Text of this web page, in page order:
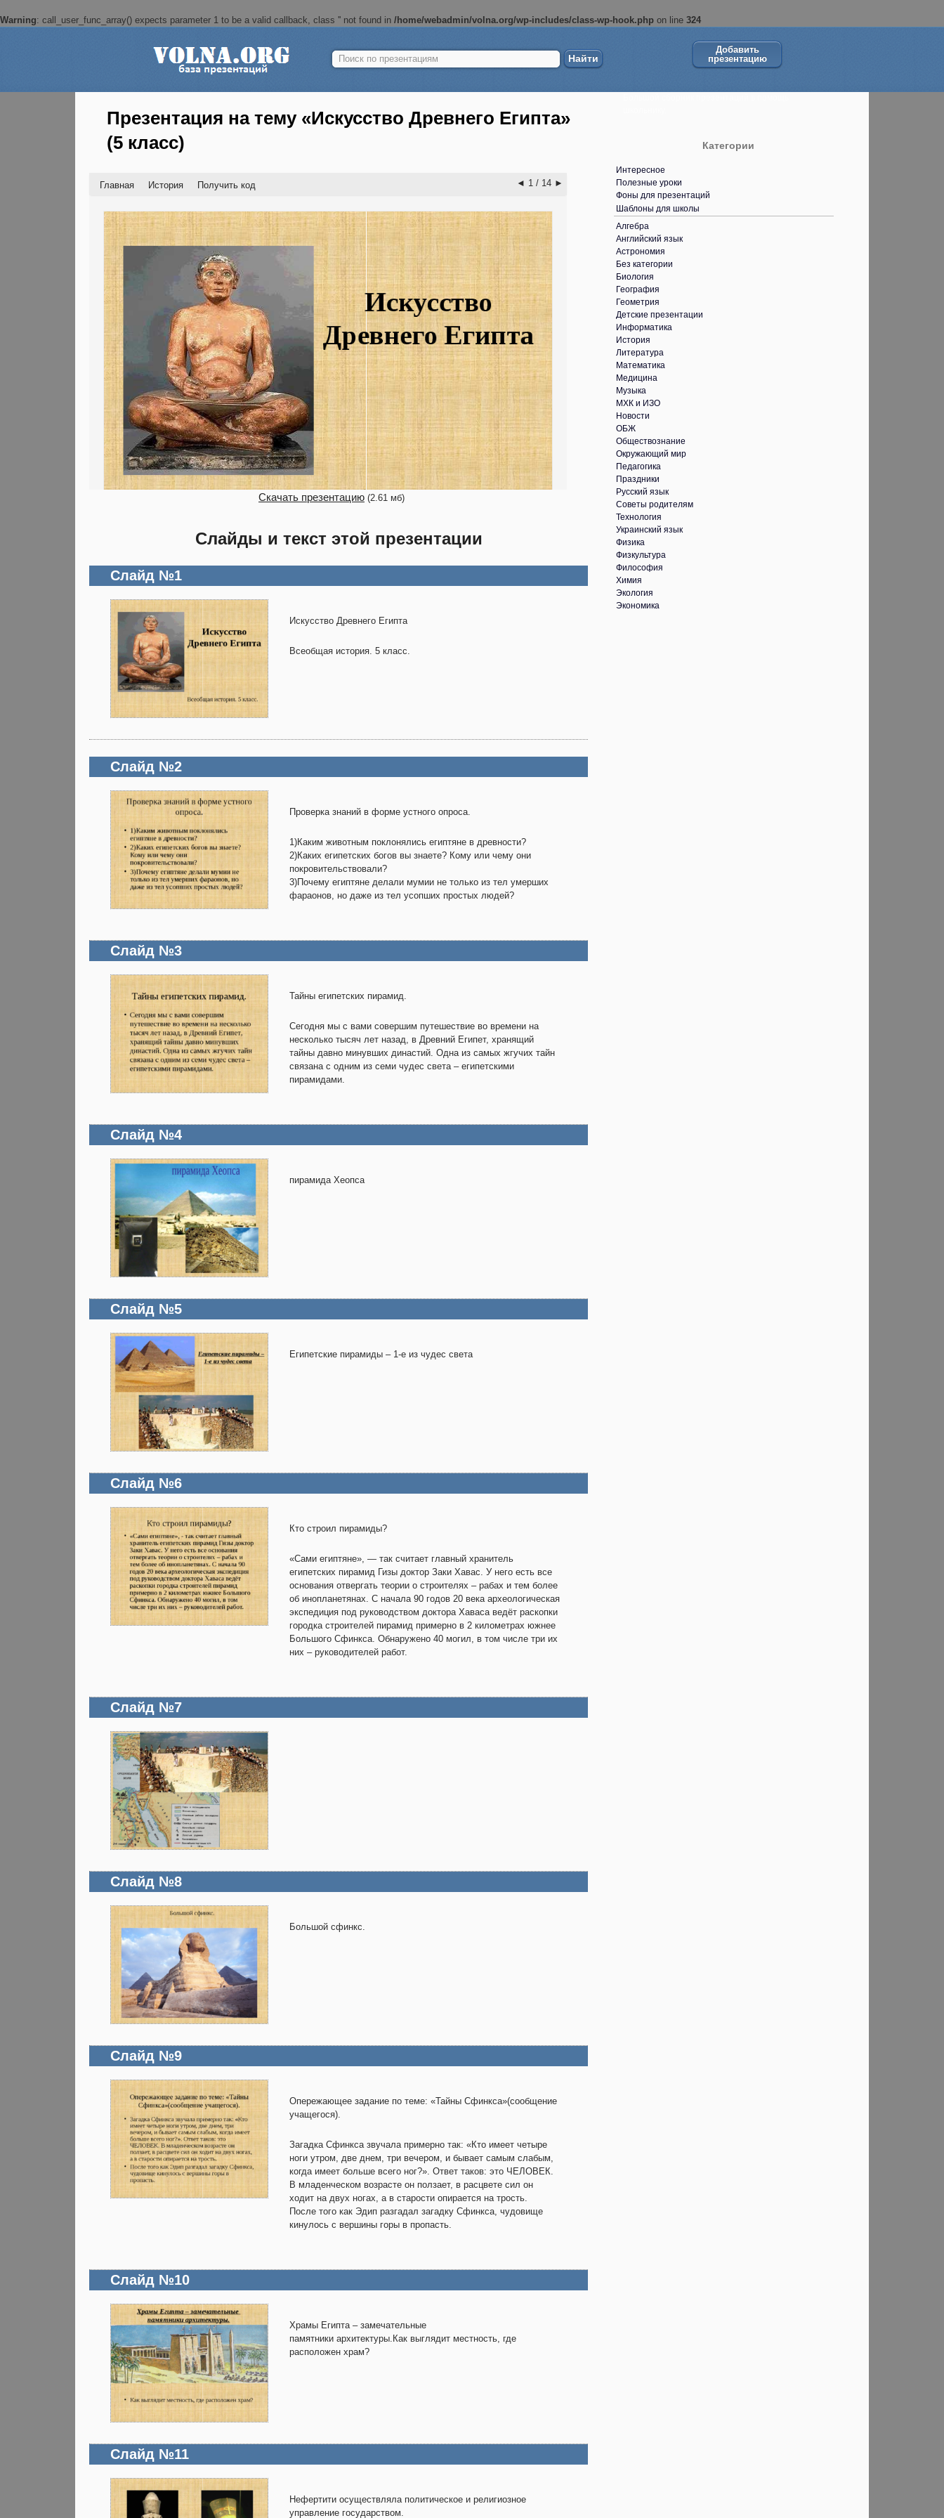
Warning: call_user_func_array() expects parameter 1 to be a valid callback, class '' not found in /home/webadmin/volna.org/wp-includes/class-wp-hook.php on line 324
Найти:
Добавить
презентацию
Презентация на тему «Искусство Древнего Египта»
(5 класс)
Главная История Получить код ◄ 1 / 14 ►
Скачать презентацию (2.61 мб)
Слайды и текст этой презентации
Слайд №1
Искусство Древнего Египта
Всеобщая история. 5 класс.
Слайд №2
Проверка знаний в форме устного опроса.
1)Каким животным поклонялись египтяне в древности?
2)Каких египетских богов вы знаете? Кому или чему они
покровительствовали?
3)Почему египтяне делали мумии не только из тел умерших
фараонов, но даже из тел усопших простых людей?
Слайд №3
Тайны египетских пирамид.
Сегодня мы с вами совершим путешествие во времени на
несколько тысяч лет назад, в Древний Египет, хранящий
тайны давно минувших династий. Одна из самых жгучих тайн
связана с одним из семи чудес света – египетскими
пирамидами.
Слайд №4
пирамида Хеопса
Слайд №5
Египетские пирамиды – 1-е из чудес света
Слайд №6
Кто строил пирамиды?
«Сами египтяне», — так считает главный хранитель
египетских пирамид Гизы доктор Заки Хавас. У него есть все
основания отвергать теории о строителях – рабах и тем более
об инопланетянах. С начала 90 годов 20 века археологическая
экспедиция под руководством доктора Хаваса ведёт раскопки
городка строителей пирамид примерно в 2 километрах южнее
Большого Сфинкса. Обнаружено 40 могил, в том числе три их
них – руководителей работ.
Слайд №7
Слайд №8
Большой сфинкс.
Слайд №9
Опережающее задание по теме: «Тайны Сфинкса»(сообщение
учащегося).
Загадка Сфинкса звучала примерно так: «Кто имеет четыре
ноги утром, две днем, три вечером, и бывает самым слабым,
когда имеет больше всего ног?». Ответ таков: это ЧЕЛОВЕК.
В младенческом возрасте он ползает, в расцвете сил он
ходит на двух ногах, а в старости опирается на трость.
После того как Эдип разгадал загадку Сфинкса, чудовище
кинулось с вершины горы в пропасть.
Слайд №10
Храмы Египта – замечательные
памятники архитектуры.Как выглядит местность, где
расположен храм?
Слайд №11
Нефертити осуществляла политическое и религиозное
управление государством.
Категории
Интересное
Полезные уроки
Фоны для презентаций
Шаблоны для школы
Алгебра
Английский язык
Астрономия
Без категории
Биология
География
Геометрия
Детские презентации
Информатика
История
Литература
Математика
Медицина
Музыка
МХК и ИЗО
Новости
ОБЖ
Обществознание
Окружающий мир
Педагогика
Праздники
Русский язык
Советы родителям
Технология
Украинский язык
Физика
Физкультура
Философия
Химия
Экология
Экономика